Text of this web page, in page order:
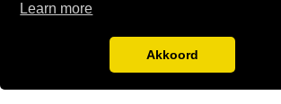
Learn more
Akkoord